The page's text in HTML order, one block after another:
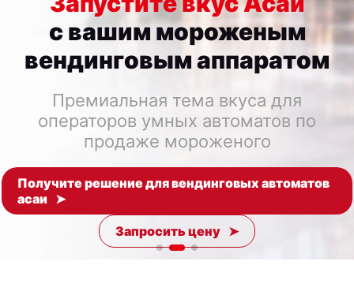
с вашим мороженым
вендинговым аппаратом
Премиальная тема вкуса для
операторов умных автоматов по
продаже мороженого
Получите решение для вендинговых автоматов
асаи
Запросить цену